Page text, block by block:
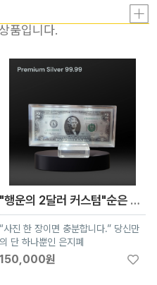
품입니다.
"행운의 2달러 커스텀"순은 99.99% 액자 블리온 실버 (10g)
“사진 한 장이면 충분합니다.” 당신만
의 단 하나뿐인 은지폐
150,000원